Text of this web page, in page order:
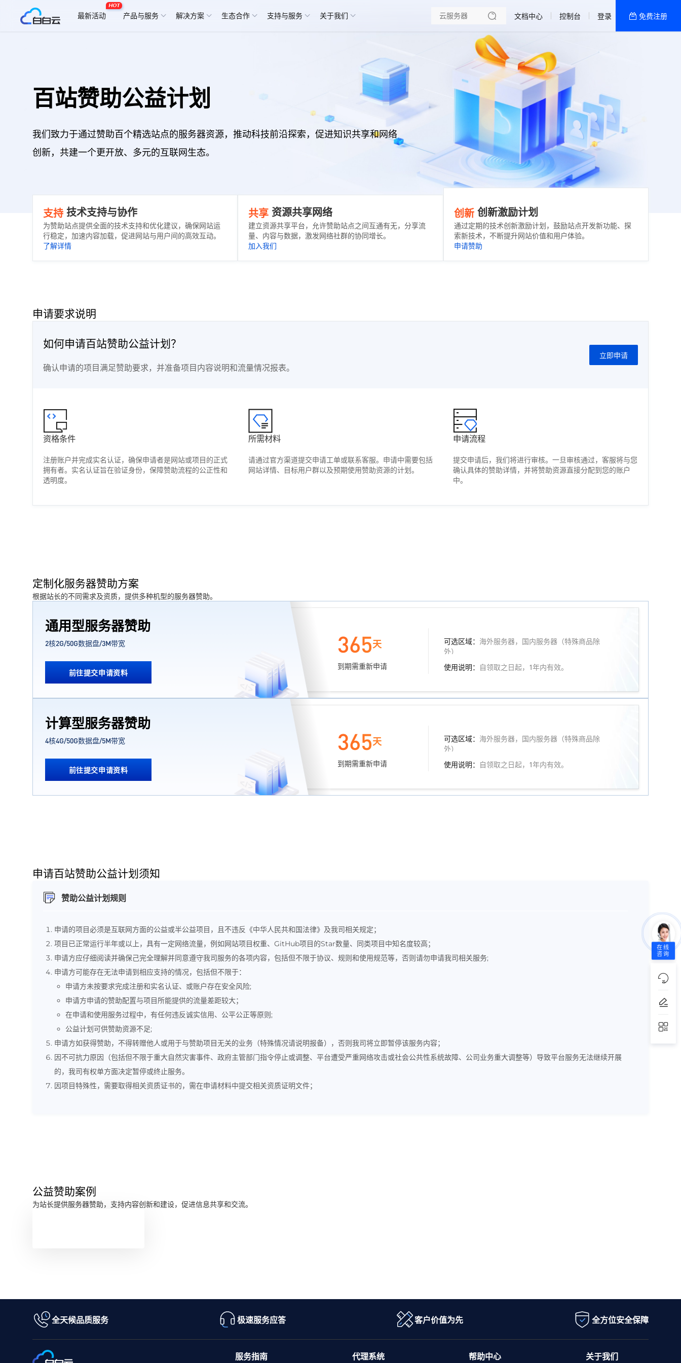
最新活动
HOT
产品与服务 解决方案 生态合作 支持与服务
关于我们
热销推荐
文档中心 控制台 登录 免费注册
百站赞助公益计划
我们致力于通过赞助百个精选站点的服务器资源，推动科技前沿探索，促进知识共享和网络
创新，共建一个更开放、多元的互联网生态。
支持 技术支持与协作
为赞助站点提供全面的技术支持和优化建议，确保网站运
行稳定，加速内容加载，促进网站与用户间的高效互动。
了解详情
共享 资源共享网络
建立资源共享平台，允许赞助站点之间互通有无，分享流
量、内容与数据，激发网络社群的协同增长。
加入我们
创新 创新激励计划
通过定期的技术创新激励计划，鼓励站点开发新功能、探
索新技术，不断提升网站价值和用户体验。
申请赞助
申请要求说明
如何申请百站赞助公益计划？
确认申请的项目满足赞助要求，并准备项目内容说明和流量情况报表。
立即申请
资格条件
注册账户并完成实名认证，确保申请者是网站或项目的正式
拥有者。实名认证旨在验证身份，保障赞助流程的公正性和
透明度。
所需材料
请通过官方渠道提交申请工单或联系客服。申请中需要包括
网站详情、目标用户群以及预期使用赞助资源的计划。
申请流程
提交申请后，我们将进行审核。一旦审核通过，客服将与您
确认具体的赞助详情，并将赞助资源直接分配到您的账户
中。
定制化服务器赞助方案
根据站长的不同需求及资质，提供多种机型的服务器赞助。
通用型服务器赞助
2核2G/50G数据盘/3M带宽
前往提交申请资料
365天
到期需重新申请
可选区域： 海外服务器，国内服务器（特殊商品除
外）
使用说明：
自领取之日起，1年内有效。
计算型服务器赞助
4核4G/50G数据盘/5M带宽
前往提交申请资料
365天
到期需重新申请
可选区域： 海外服务器，国内服务器（特殊商品除
外）
使用说明：
自领取之日起，1年内有效。
申请百站赞助公益计划须知
赞助公益计划规则
申请的项目必须是互联网方面的公益或半公益项目，且不违反《中华人民共和国法律》及我司相关规定；
项目已正常运行半年或以上，具有一定网络流量，例如网站项目权重、GitHub项目的Star数量、同类项目中知名度较高；
申请方应仔细阅读并确保己完全理解并同意遵守我司服务的各项内容，包括但不限于协议、规则和使用规范等，否则请勿申请我司相关服务;
申请方可能存在无法申请到相应支持的情况，包括但不限于：
申请方未按要求完成注册和实名认证、或账户存在安全风险;
申请方申请的赞助配置与项目所能提供的流量差距较大；
在申请和使用服务过程中，有任何违反诚实信用、公平公正等原则;
公益计划可供赞助资源不足;
申请方如获得赞助，不得转赠他人或用于与赞助项目无关的业务（特殊情况请说明报备），否则我司将立即暂停该服务内容；
因不可抗力原因（包括但不限于重大自然灾害事件、政府主管部门指令停止或调整、平台遭受严重网络攻击或社会公共性系统故障、公司业务重大调整等）导致平台服务无法继续开展
的，我司有权单方面决定暂停或终止服务。
因项目特殊性，需要取得相关资质证书的，需在申请材料中提交相关资质证明文件；
公益赞助案例
为站长提供服务器赞助，支持内容创新和建设，促进信息共享和交流。
全天候品质服务 极速服务应答 客户价值为先 全方位安全保障
服务指南 代理系统 帮助中心 关于我们
在线
咨询